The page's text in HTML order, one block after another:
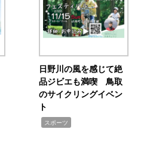
日野川の風を感じて絶
品ジビエも満喫 鳥取
のサイクリングイベン
ト
スポーツ